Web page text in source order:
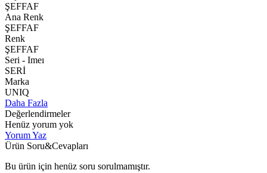
ŞEFFAF
Ana Renk
ŞEFFAF
Renk
ŞEFFAF
Seri - Imeı
SERİ
Marka
UNIQ
Daha Fazla
Değerlendirmeler
Henüz yorum yok
Yorum Yaz
Ürün Soru&Cevapları
Bu ürün için henüz soru sorulmamıştır.